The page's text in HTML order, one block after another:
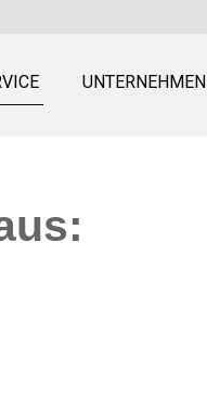
UNTERNEHMEN